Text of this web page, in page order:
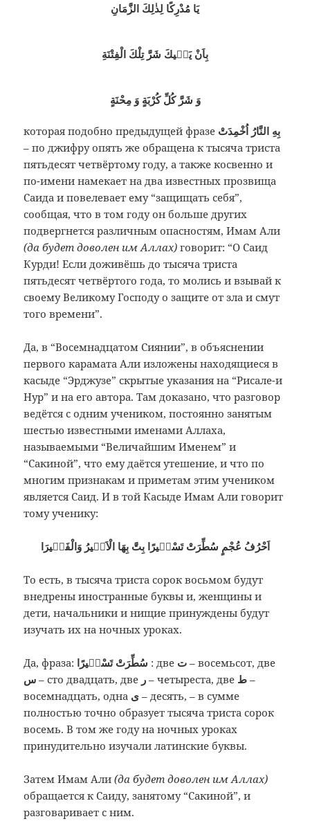
يَا مُدْرِكًا لِذٰلِكَ الزَّمَانِ
بِاَنْ يَقٖيكَ شَرَّ تِلْكَ الْفِتْنَةِ
وَ شَرَّ كُلِّ كُرْبَةٍ وَ مِحْنَةٍ
которая подобно предыдущей фразе بِهِ النَّارُ اُخْمِدَتْ
– по джифру опять же обращена к тысяча триста
пятьдесят четвёртому году, а также косвенно и
по-имени намекает на два известных прозвища
Саида и повелевает ему “защищать себя”,
сообщая, что в том году он больше других
подвергнется различным опасностям, Имам Али
(да будет доволен им Аллах) говорит: “О Саид
Курди! Если доживёшь до тысяча триста
пятьдесят четвёртого года, то молись и взывай к
своему Великому Господу о защите от зла и смут
того времени”.
Да, в “Восемнадцатом Сиянии”, в объяснении
первого карамата Али изложены находящиеся в
касыде “Эрджузе” скрытые указания на “Рисале-и
Нур” и на его автора. Там доказано, что разговор
ведётся с одним учеником, постоянно занятым
шестью известными именами Аллаха,
называемыми “Величайшим Именем” и
“Сакиной”, что ему даётся утешение, и что по
многим признакам и приметам этим учеником
является Саид. И в той Касыде Имам Али говорит
тому ученику:
اَحْرُفُ عُجْمٍ سُطِّرَتْ تَسْطٖيرًا بِتَّ بِهَا الْاَمٖيرُ وَالْفَقٖيرَا
То есть, в тысяча триста сорок восьмом будут
внедрены иностранные буквы и, женщины и
дети, начальники и нищие принуждены будут
изучать их на ночных уроках.
Да, фраза: سُطِّرَتْ تَسْطٖيرًا : две ت – восемьсот, две
س – сто двадцать, две ر – четыреста, две ط –
восемнадцать, одна ى – десять, – в сумме
полностью точно образует тысяча триста сорок
восемь. В том же году на ночных уроках
принудительно изучали латинские буквы.
Затем Имам Али (да будет доволен им Аллах)
обращается к Саиду, занятому “Сакиной”, и
разговаривает с ним.